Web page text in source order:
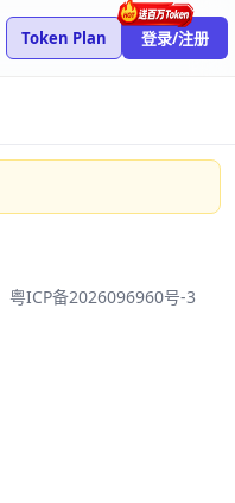
Token Plan 登录/注册
粤ICP备2026096960号-3